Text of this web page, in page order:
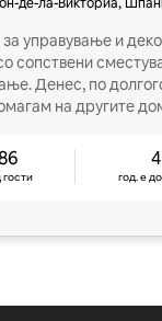
управување и
сопствени
Денес, по
на другите
4
год. е